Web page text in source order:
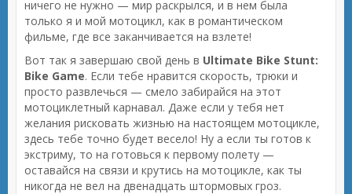
ничего не нужно — мир раскрылся, и в нем была
только я и мой мотоцикл, как в романтическом
фильме, где все заканчивается на взлете!
Вот так я завершаю свой день в Ultimate Bike Stunt:
Bike Game. Если тебе нравится скорость, трюки и
просто развлечься — смело забирайся на этот
мотоциклетный карнавал. Даже если у тебя нет
желания рисковать жизнью на настоящем мотоцикле,
здесь тебе точно будет весело! Ну а если ты готов к
экстриму, то на готовься к первому полету —
оставайся на связи и крутись на мотоцикле, как ты
никогда не вел на двенадцать штормовых гроз.